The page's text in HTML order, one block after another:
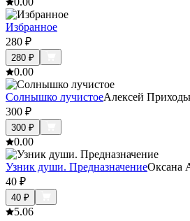
Избранное
280 ₽
280 ₽
0.00
Солнышко лучистоеАлексей
300 ₽
300 ₽
0.00
Узник души. ПредназначениеОксана
40 ₽
40 ₽
5.06